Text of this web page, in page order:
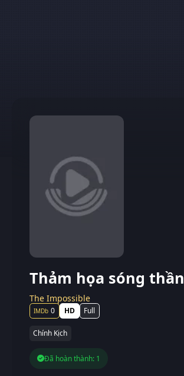
Thảm họa sóng thần
The Impossible
0 HD Full
Chính Kịch
Đã hoàn thành: 1